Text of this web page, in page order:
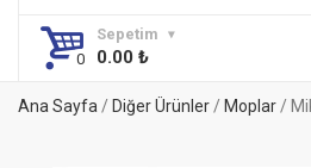
Sepetim
0.00 ₺
Ana Sayfa/ Diğer Ürünler/ Moplar/